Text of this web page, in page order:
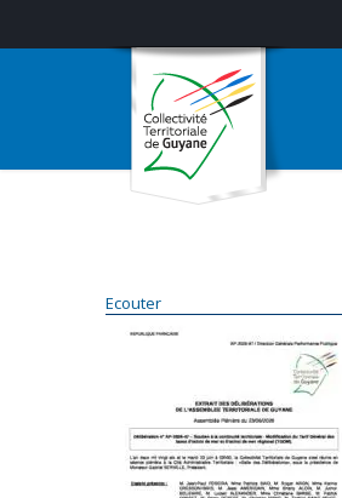
Ecouter